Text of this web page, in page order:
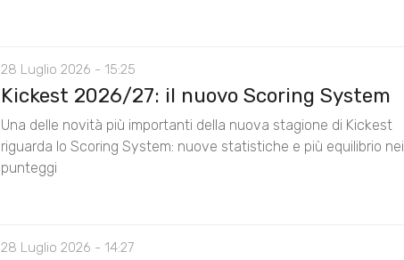
28 Luglio 2026 - 15:25
Kickest 2026/27: il nuovo Scoring System
Una delle novità più importanti della nuova stagione di Kickest
riguarda lo Scoring System: nuove statistiche e più equilibrio nei
punteggi
28 Luglio 2026 - 14:27